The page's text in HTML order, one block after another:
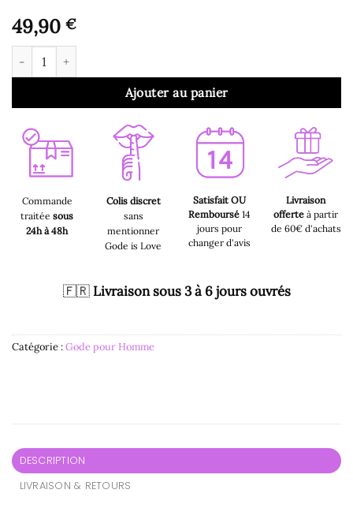
49,90 €
quantité de Gode pour Homme - Summum Grand Gode Courbé
Ajouter au panier
Commande
traitée sous
24h à 48h
Colis discret
sans
mentionner
Gode is Love
Satisfait OU
Remboursé14
jours pour
changer d'avis
Livraison
offerte à partir
de 60€ d'achats
🇫🇷 Livraison sous 3 à 6 jours ouvrés
Catégorie :Gode pour Homme
DESCRIPTION
LIVRAISON & RETOURS